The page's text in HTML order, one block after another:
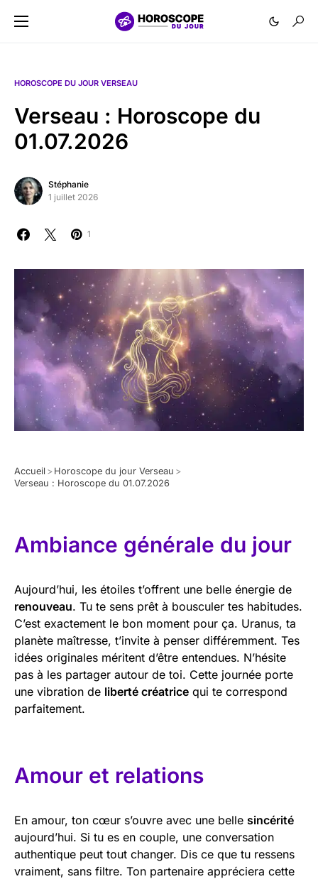
HOROSCOPE DU JOUR VERSEAU
Verseau : Horoscope du
01.07.2026
Stéphanie
1 juillet 2026
1
Accueil > Horoscope du jour Verseau >
Verseau : Horoscope du 01.07.2026
Ambiance générale du jour
Aujourd’hui, les étoiles t’offrent une belle énergie de
renouveau. Tu te sens prêt à bousculer tes habitudes.
C’est exactement le bon moment pour ça. Uranus, ta
planète maîtresse, t’invite à penser différemment. Tes
idées originales méritent d’être entendues. N’hésite
pas à les partager autour de toi. Cette journée porte
une vibration de liberté créatrice qui te correspond
parfaitement.
Amour et relations
En amour, ton cœur s’ouvre avec une belle sincérité
aujourd’hui. Si tu es en couple, une conversation
authentique peut tout changer. Dis ce que tu ressens
vraiment, sans filtre. Ton partenaire appréciera cette